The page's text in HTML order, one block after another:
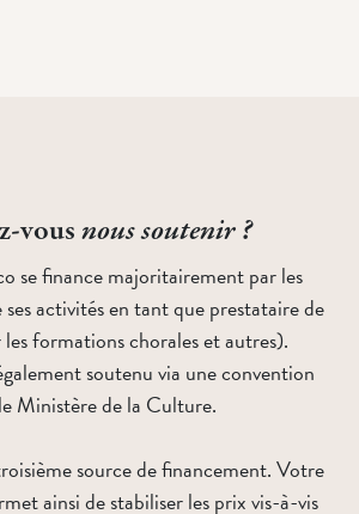
vousnous soutenir ?
se finance majoritairement par les
ses activités en tant que prestataire de
formations chorales et autres).
soutenu via une convention
Ministère de la Culture.
source de financement. Votre
ainsi de stabiliser les prix vis-à-vis